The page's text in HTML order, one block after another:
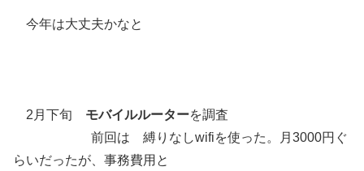
今年は大丈夫かなと
2月下旬 モバイルルーターを調査
前回は 縛りなしwifiを使った。月3000円ぐ
らいだったが、事務費用と